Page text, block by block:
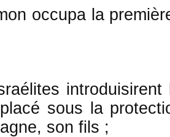
occupa la
introduisirent
sous la
son fils ;